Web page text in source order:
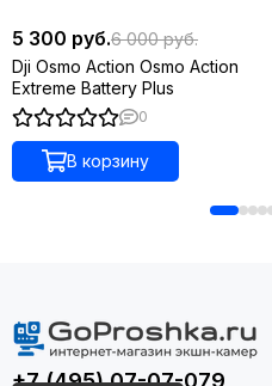
5 300 руб.6 000 руб.
Dji Osmo Action Osmo Action
Extreme Battery Plus
0
В корзину
+7 (495) 07-07-079